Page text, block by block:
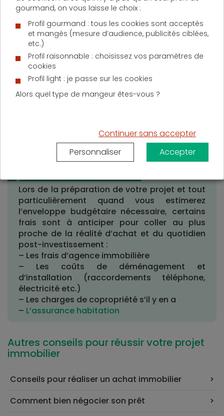
L’achat
Une fois le bien immobilier trouvé et le financement
bouclé, les formalités d’achat permettront une
officialisation en règle :
Signature d’un compromis de vente
Signature du contrat
Lors de la préparation de votre projet et tout
particulièrement quand vous estimerez
l’enveloppe budgétaire nécessaire, certains
frais sont à anticiper pour coller au plus
proche de la réalité d’achat et du quotidien
post-investissement :
– Les frais d’agence immobilière
– Les coûts de déménagement et
d’installation (raccordements téléphone,
électricité etc.)
– Les charges de copropriété s’il y en a
– L’assurance habitation
Autres conseils pour réussir votre projet
immobilier
Conseils pour réaliser un achat immobilier
Comment bien négocier son prêt
gourmand, on vous laisse le choix :
Profil gourmand : tous les cookies sont acceptés
et mangés (mesure d’audience, publicités ciblées,
etc.)
Profil raisonnable : choisissez vos paramètres de
cookies
Profil light : je passe sur les cookies
Alors quel type de mangeur êtes-vous ?
Continuer sans accepter
Personnaliser
Accepter